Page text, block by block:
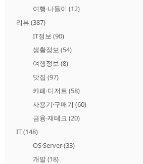
여행·나들이 (12)
리뷰 (387)
IT정보 (90)
생활정보 (54)
여행정보 (8)
맛집 (97)
카페·디저트 (58)
사용기·구매기 (60)
금융·재테크 (20)
IT(148)
OS·Server(33)
개발(18)